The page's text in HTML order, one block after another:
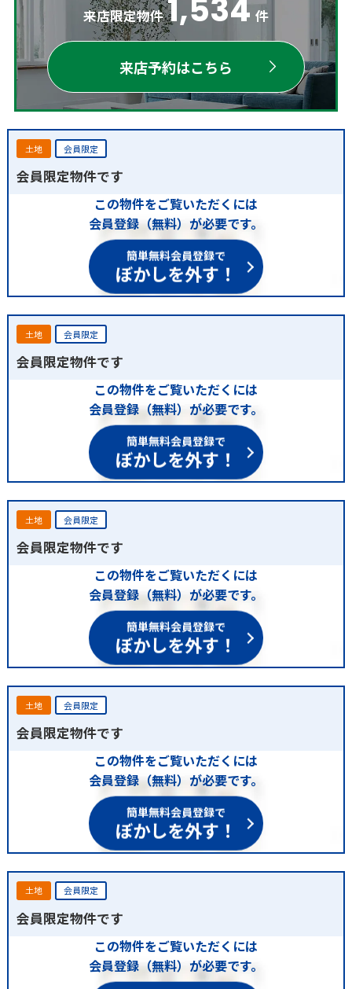
来店限定物件 1,534 件
来店予約はこちら
土地 会員限定
会員限定物件です
この物件をご覧いただくには
会員登録（無料）が必要です。
簡単無料会員登録で
ぼかしを外す！
土地 会員限定
会員限定物件です
この物件をご覧いただくには
会員登録（無料）が必要です。
簡単無料会員登録で
ぼかしを外す！
土地 会員限定
会員限定物件です
この物件をご覧いただくには
会員登録（無料）が必要です。
簡単無料会員登録で
ぼかしを外す！
土地 会員限定
会員限定物件です
この物件をご覧いただくには
会員登録（無料）が必要です。
簡単無料会員登録で
ぼかしを外す！
土地 会員限定
会員限定物件です
この物件をご覧いただくには
会員登録（無料）が必要です。